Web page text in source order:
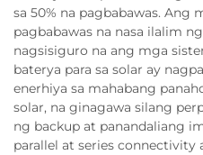
sa 50% na pagbabawas. Ang
pagbabawas na nasa ilalim
nagsisiguro na ang mga
baterya para sa solar ay
enerhiya sa mahabang
solar, na ginagawa silang
ng backup at panandaliang
parallel at series